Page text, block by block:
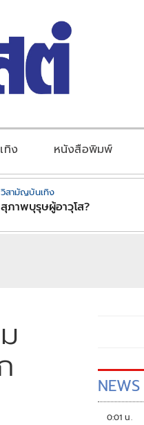
ทิง หนังสือพิมพ์
วิสามัญบันเทิง
สุภาพบุรุษผู้อาวุโส?
0:01 น.